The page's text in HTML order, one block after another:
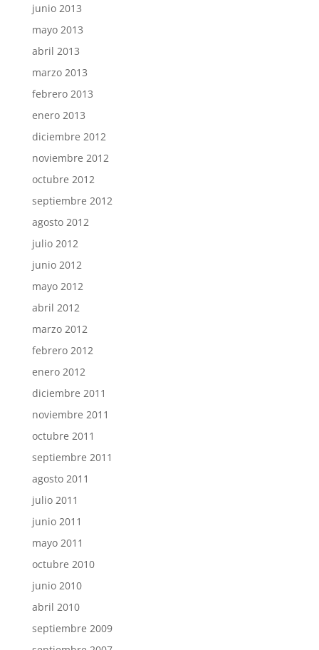
junio 2013
mayo 2013
abril 2013
marzo 2013
febrero 2013
enero 2013
diciembre 2012
noviembre 2012
octubre 2012
septiembre 2012
agosto 2012
julio 2012
junio 2012
mayo 2012
abril 2012
marzo 2012
febrero 2012
enero 2012
diciembre 2011
noviembre 2011
octubre 2011
septiembre 2011
agosto 2011
julio 2011
junio 2011
mayo 2011
octubre 2010
junio 2010
abril 2010
septiembre 2009